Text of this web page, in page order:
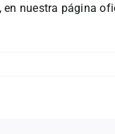
nuestra página